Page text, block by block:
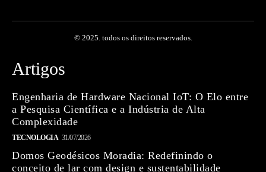
© 2025. todos os direitos reservados.
Artigos
Engenharia de Hardware Nacional IoT: O Elo entre
a Pesquisa Científica e a Indústria de Alta
Complexidade
TECNOLOGIA 31/07/2026
Domos Geodésicos Moradia: Redefinindo o
conceito de lar com design e sustentabilidade